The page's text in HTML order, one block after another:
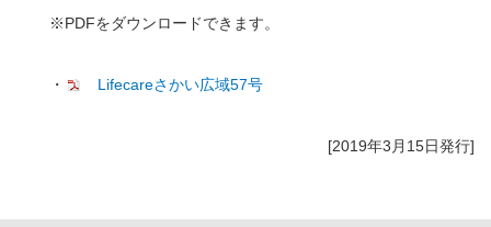
※PDFをダウンロードできます。
・ Lifecareさかい広域57号
[2019年3月15日発行]